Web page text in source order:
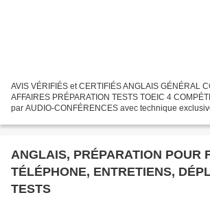
AVIS VÉRIFIÉS et CERTIFIÉS ANGLAIS GÉNÉRAL
AFFAIRES PRÉPARATION TESTS TOEIC 4
par AUDIO-CONFÉRENCES avec technique
une MEILLEURE IMMERSION et...
ANGLAIS, PRÉPARATION POUR
TÉLÉPHONE, ENTRETIENS,
TESTS